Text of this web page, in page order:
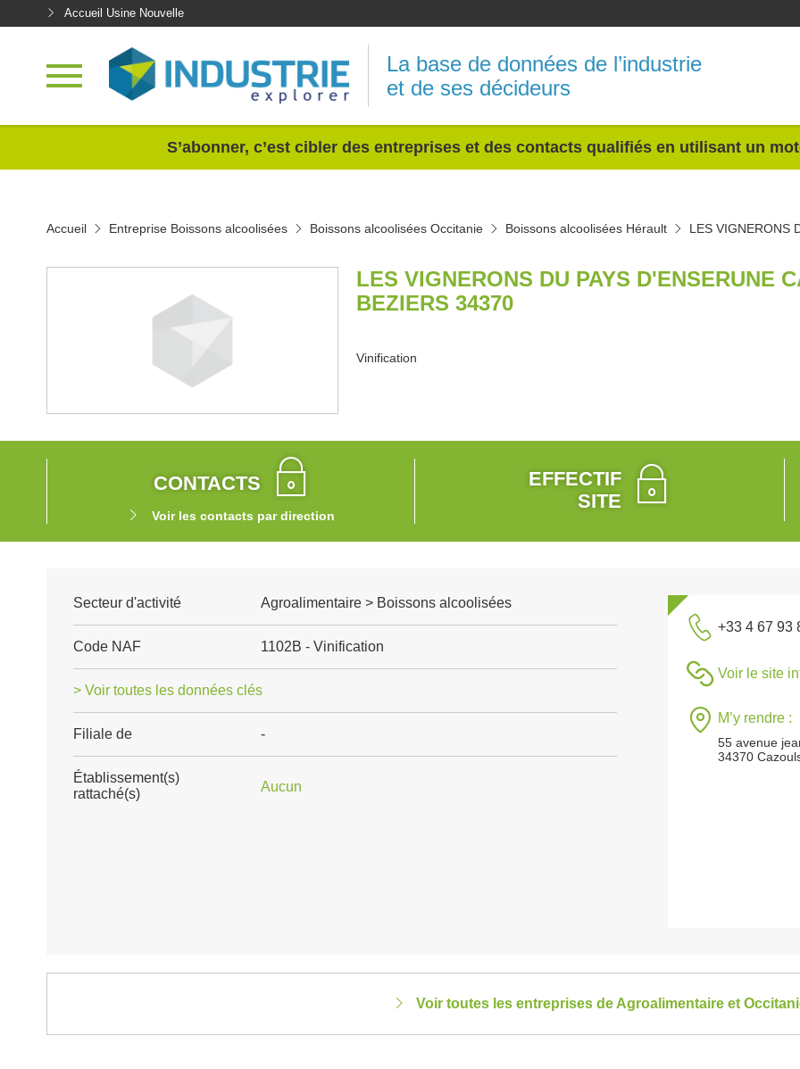
Accueil Usine Nouvelle
La base de données de l’industrie
et de ses décideurs
S’abonner, c’est cibler des entreprises et des contacts qualifiés en utilisant un
Accueil Entreprise Boissons alcoolisées Boissons alcoolisées Occitanie Boissons alcoolisées Hérault LES VIGNERONS
LES VIGNERONS DU PAYS D'ENSERUNE
BEZIERS 34370
Vinification
CONTACTS
Voir les contacts par direction
EFFECTIF
SITE
Secteur d'activité Agroalimentaire > Boissons alcoolisées
Code NAF 1102B - Vinification
> Voir toutes les données clés
Filiale de -
Établissement(s)
rattaché(s)
Aucun
+33 4 67 93
Voir le site
M’y rendre :
55 avenue
34370
Voir toutes les entreprises de Agroalimentaire et